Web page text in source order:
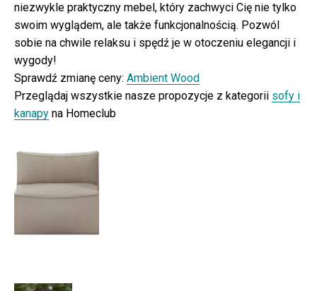
niezwykle praktyczny mebel, który zachwyci Cię nie tylko
swoim wyglądem, ale także funkcjonalnością. Pozwól
sobie na chwile relaksu i spędź je w otoczeniu elegancji i
wygody!
Sprawdź zmianę ceny: Ambient Wood
Przeglądaj wszystkie nasze propozycje z kategorii sofy i
kanapy na Homeclub